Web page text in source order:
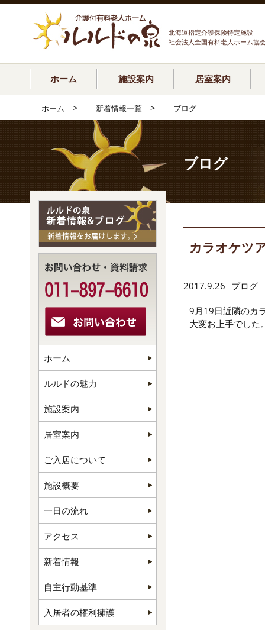
北海道指定介護保険特定施設
社会法人全国有料老人ホーム協
ホーム 施設案内 居室案内
ホーム > 新着情報一覧 > ブログ
ブログ
カラオケツ
2017.9.26 ブログ
9月19日近隣のカ
大変お上手でした
ホーム
ルルドの魅力
施設案内
居室案内
ご入居について
施設概要
一日の流れ
アクセス
新着情報
自主行動基準
入居者の権利擁護